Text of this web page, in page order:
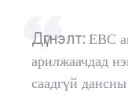
Дүгнэлт: EBC
арилжаачдад
саадгүй